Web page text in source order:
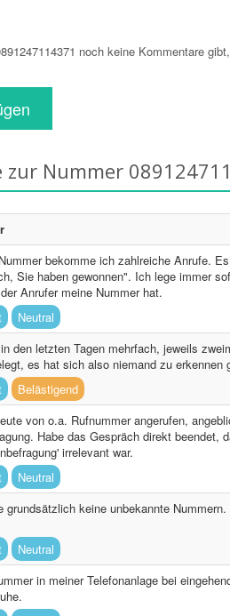
noch keine Kommentare
Nummer
bekomme ich zahlreiche Anrufe.
Sie haben gewonnen". Ich lege immer
Anrufer meine Nummer hat.
Neutral
den letzten Tagen mehrfach, jeweils
es hat sich also niemand zu erkennen
Belästigend
von o.a. Rufnummer angerufen,
Habe das Gespräch direkt
irrelevant war.
Neutral
grundsätzlich keine unbekannte
Neutral
in meiner Telefonanlage bei